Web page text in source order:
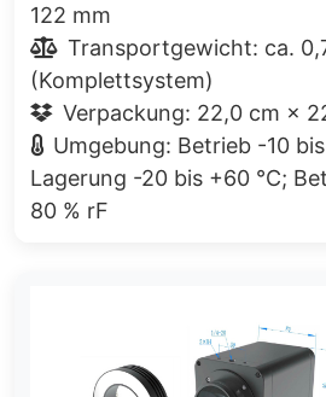
122 mm
Transportgewicht: ca.
(Komplettsystem)
Verpackung: 22,0 cm ×
Umgebung: Betrieb -10
Lagerung -20 bis +60 °C;
80 % rF